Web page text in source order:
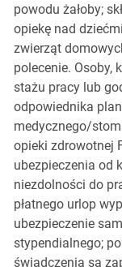
powodu żałoby;
opiekę nad
zwierząt
polecenie. Osoby,
stażu pracy lub
odpowiednika
medycznego/
opieki zdrowotnej
ubezpieczenia od
niezdolności do
płatnego urlop
ubezpieczenie
stypendialnego;
świadczenia są